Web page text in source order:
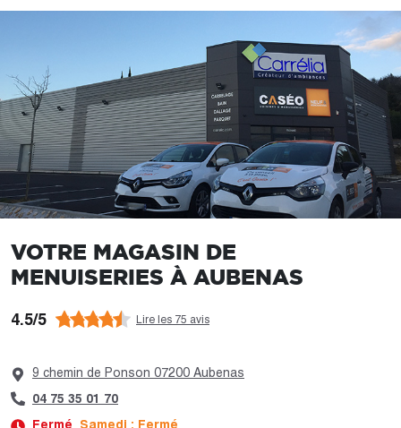
VOTRE MAGASIN DE
MENUISERIES À AUBENAS
4.5/5 Lire les 75 avis
9 chemin de Ponson 07200 Aubenas
04 75 35 01 70
Fermé
Samedi : Fermé